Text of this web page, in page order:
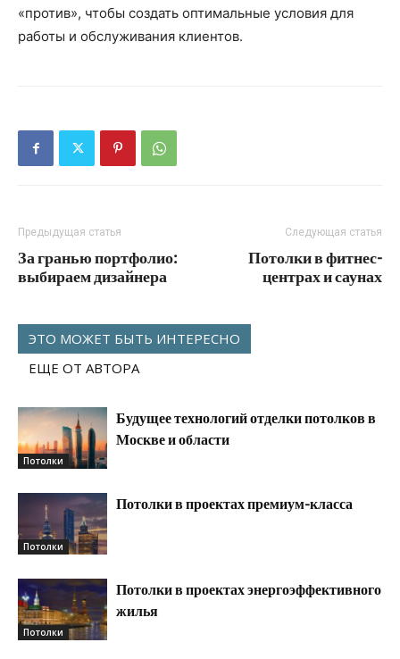
«против», чтобы создать оптимальные условия для
работы и обслуживания клиентов.
Предыдущая статья
За гранью портфолио:
выбираем дизайнера
Следующая статья
Потолки в фитнес-
центрах и саунах
ЭТО МОЖЕТ БЫТЬ ИНТЕРЕСНО
ЕЩЕ ОТ АВТОРА
Потолки
Будущее технологий отделки потолков в
Москве и области
Потолки
Потолки в проектах премиум-класса
Потолки
Потолки в проектах энергоэффективного
жилья